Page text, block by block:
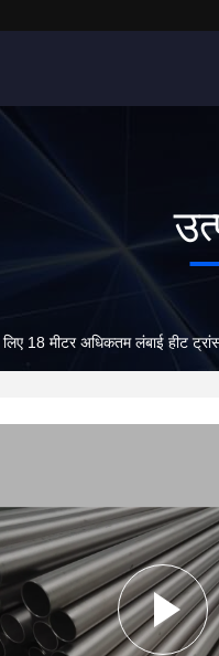
18 मीटर अधिकतम लंबाई हीट